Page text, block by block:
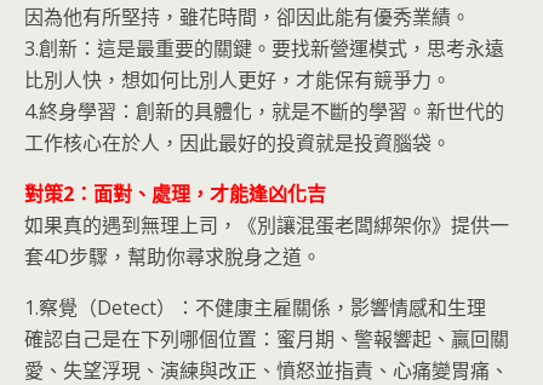
因為他有所堅持，雖花時間，卻因此能有優秀業績。
3.創新：這是最重要的關鍵。要找新營運模式，思考永遠
比別人快，想如何比別人更好，才能保有競爭力。
4.終身學習：創新的具體化，就是不斷的學習。新世代的
工作核心在於人，因此最好的投資就是投資腦袋。
對策2：面對、處理，才能逢凶化吉
如果真的遇到無理上司，《別讓混蛋老闆綁架你》提供一
套4D步驟，幫助你尋求脫身之道。
1.察覺（Detect）：不健康主雇關係，影響情感和生理
確認自己是在下列哪個位置：蜜月期、警報響起、贏回關
愛、失望浮現、演練與改正、憤怒並指責、心痛變胃痛、